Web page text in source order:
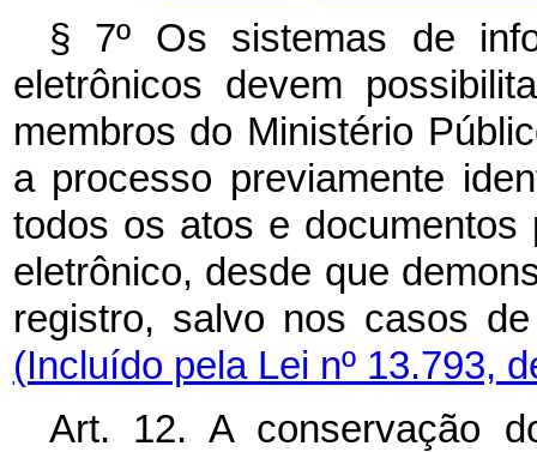
§ 7º Os sistemas de
eletrônicos devem
membros do Ministério
a processo previamente
todos os atos e documentos
eletrônico, desde que
registro, salvo nos casos
(Incluído pela Lei nº 13.793,
Art. 12. A conservação